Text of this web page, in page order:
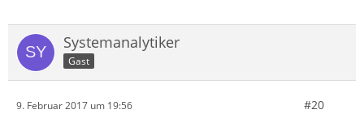
Systemanalytiker
Gast
9. Februar 2017 um 19:56 #20